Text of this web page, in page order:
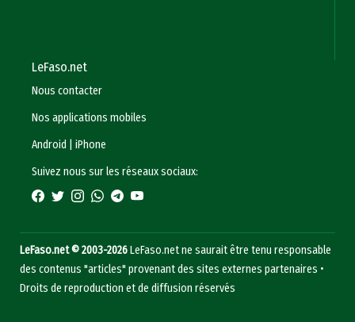
LeFaso.net
Nous contacter
Nos applications mobiles
Android
|iPhone
Suivez nous sur les réseaux sociaux:
LeFaso.net © 2003-2026LeFaso.net ne saurait être tenu responsable
des contenus "articles" provenant des sites externes partenaires •
Droits de reproduction et de diffusion réservés